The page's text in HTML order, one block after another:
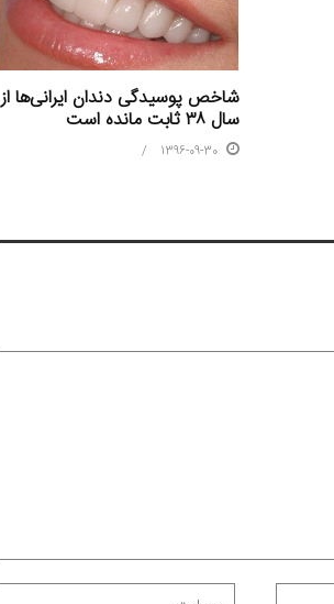
شاخص پوسیدگی دندان ایرانی‌ها از
سال ۳۸ ثابت مانده است
1396-09-30